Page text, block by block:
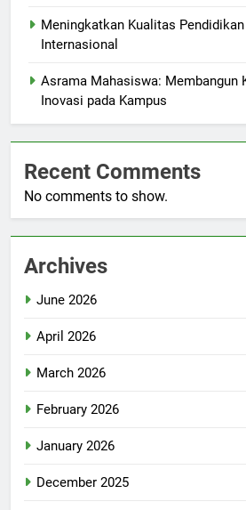
Meningkatkan Kualitas
Internasional
Asrama Mahasiswa: Membangun
Inovasi pada Kampus
Recent Comments
No comments to show.
Archives
June 2026
April 2026
March 2026
February 2026
January 2026
December 2025